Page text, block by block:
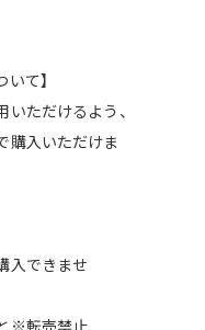
て】
ただけるよう、
購入いただけま
：
入できませ
ること※転売禁止